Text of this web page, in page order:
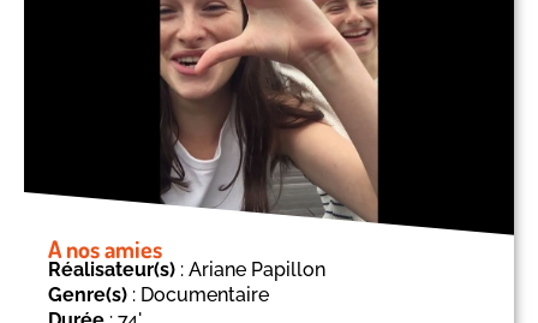
A nos amies
Réalisateur(s) : Ariane Papillon
Genre(s) : Documentaire